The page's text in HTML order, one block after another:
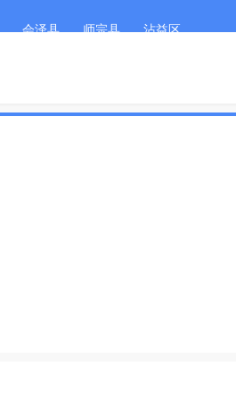
会泽县 师宗县 沾益区